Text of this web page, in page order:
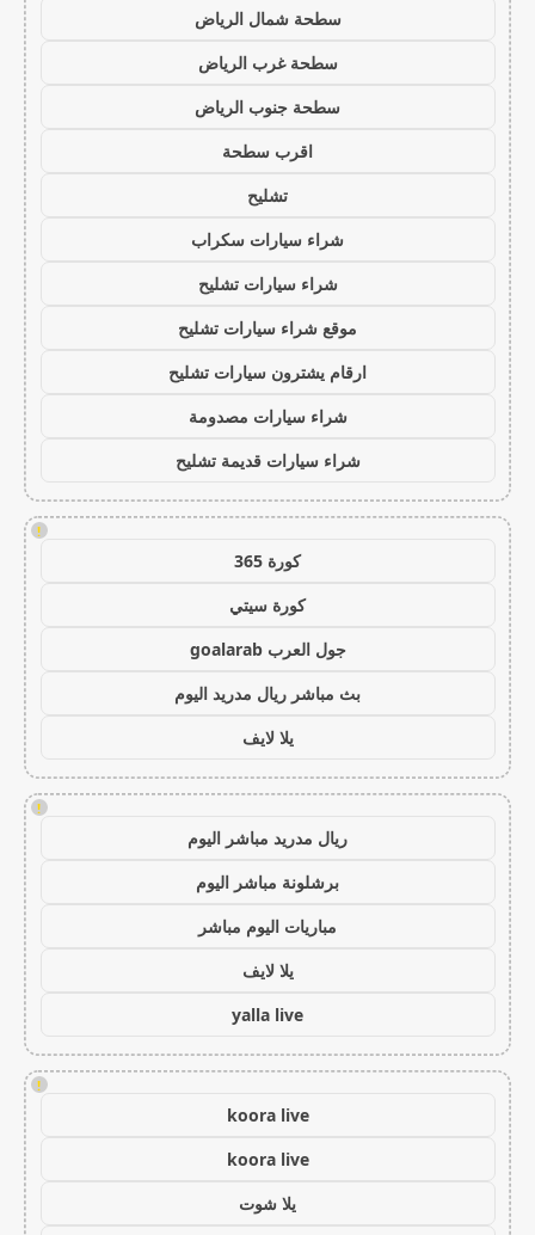
سطحة شمال الرياض
سطحة غرب الرياض
سطحة جنوب الرياض
اقرب سطحة
تشليح
شراء سيارات سكراب
شراء سيارات تشليح
موقع شراء سيارات تشليح
ارقام يشترون سيارات تشليح
شراء سيارات مصدومة
شراء سيارات قديمة تشليح
!
كورة 365
كورة سيتي
جول العرب goalarab
بث مباشر ريال مدريد اليوم
يلا لايف
!
ريال مدريد مباشر اليوم
برشلونة مباشر اليوم
مباريات اليوم مباشر
يلا لايف
yalla live
!
koora live
koora live
يلا شوت